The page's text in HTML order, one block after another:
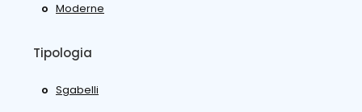
Moderne
Tipologia
Sgabelli